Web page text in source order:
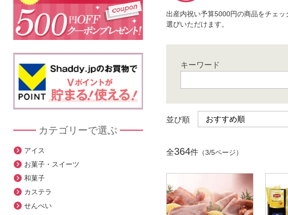
出産内祝い予算5000円の商品をチェ
選びいただけます。
キーワード
並び順
全364件（3/5ページ）
カテゴリーで選ぶ
アイス
お菓子・スイーツ
和菓子
カステラ
せんべい